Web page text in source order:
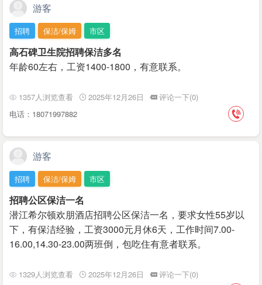
游客
招聘 保洁/保姆 市区
高石碑卫生院招聘保洁多名
年龄60左右，工资1400-1800，有意联系。
1357人浏览查看 2025年12月26日
评论一下(0)
电话：18071997882
游客
招聘 保洁/保姆 市区
招聘公区保洁一名
潜江希尔顿欢朋酒店招聘公区保洁一名，要求女性55岁以
下，有保洁经验，工资3000元月休6天，工作时间7.00-
16.00,14.30-23.00两班倒，包吃住有意者联系。
1329人浏览查看 2025年12月26日
评论一下(0)